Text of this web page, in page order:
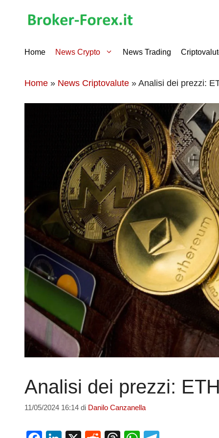
Home News Crypto News Trading
Home » News Criptovalute » Analisi dei prezzi:
Analisi dei prezzi:
11/05/2024 16:14 di Danilo Canzanella